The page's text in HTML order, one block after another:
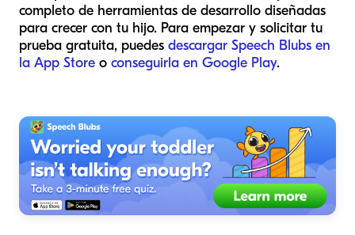
completo de herramientas de desarrollo diseñadas
para crecer con tu hijo. Para empezar y solicitar tu
prueba gratuita, puedes descargar Speech Blubs en
la App Store o conseguirla en Google Play.